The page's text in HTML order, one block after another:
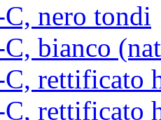
nero tondi
bianco
rettificato
rettificato